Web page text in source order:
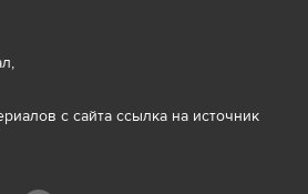
с сайта ссылка на источник